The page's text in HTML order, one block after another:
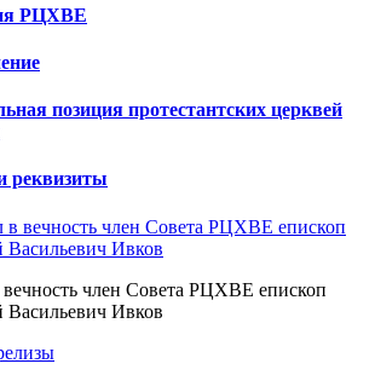
РЦХВЕ
позиция протестантских церквей
реквизиты
член Совета РЦХВЕ епископ
Васильевич Ивков